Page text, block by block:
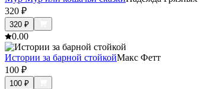
320 ₽
320 ₽
0.00
Истории за барной стойкойМакс Фетт
100 ₽
100 ₽